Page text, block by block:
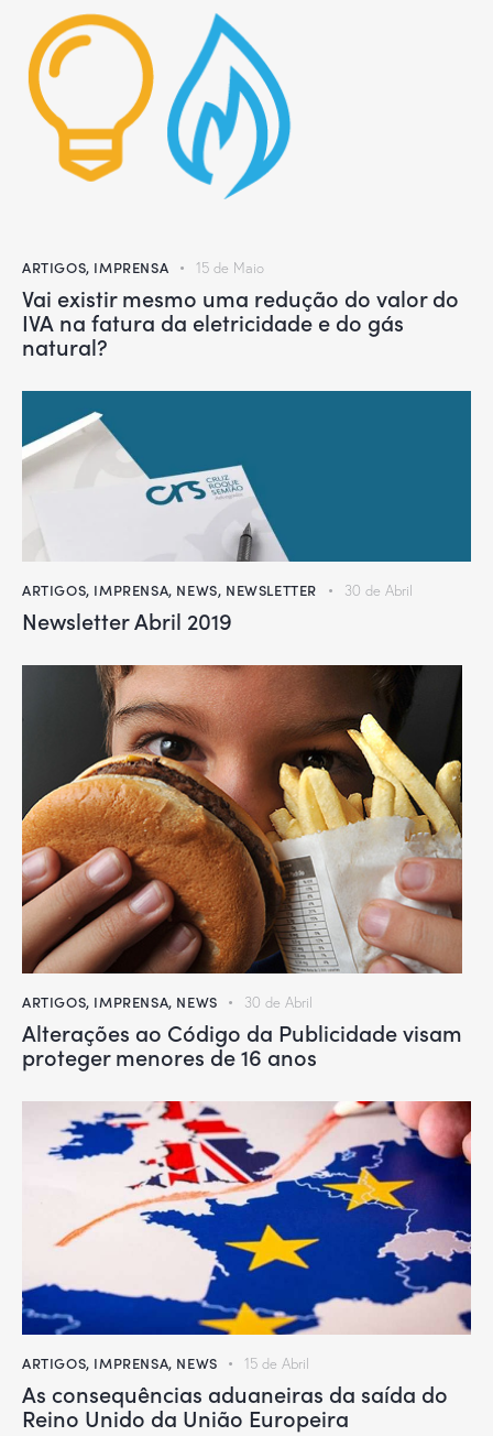
ARTIGOS, IMPRENSA 15 de Maio
Vai existir mesmo uma redução do valor do
IVA na fatura da eletricidade e do gás
natural?
ARTIGOS, IMPRENSA, NEWS, NEWSLETTER 30 de Abril
Newsletter Abril 2019
ARTIGOS, IMPRENSA, NEWS 30 de Abril
Alterações ao Código da Publicidade visam
proteger menores de 16 anos
ARTIGOS, IMPRENSA, NEWS 15 de Abril
As consequências aduaneiras da saída do
Reino Unido da União Europeira